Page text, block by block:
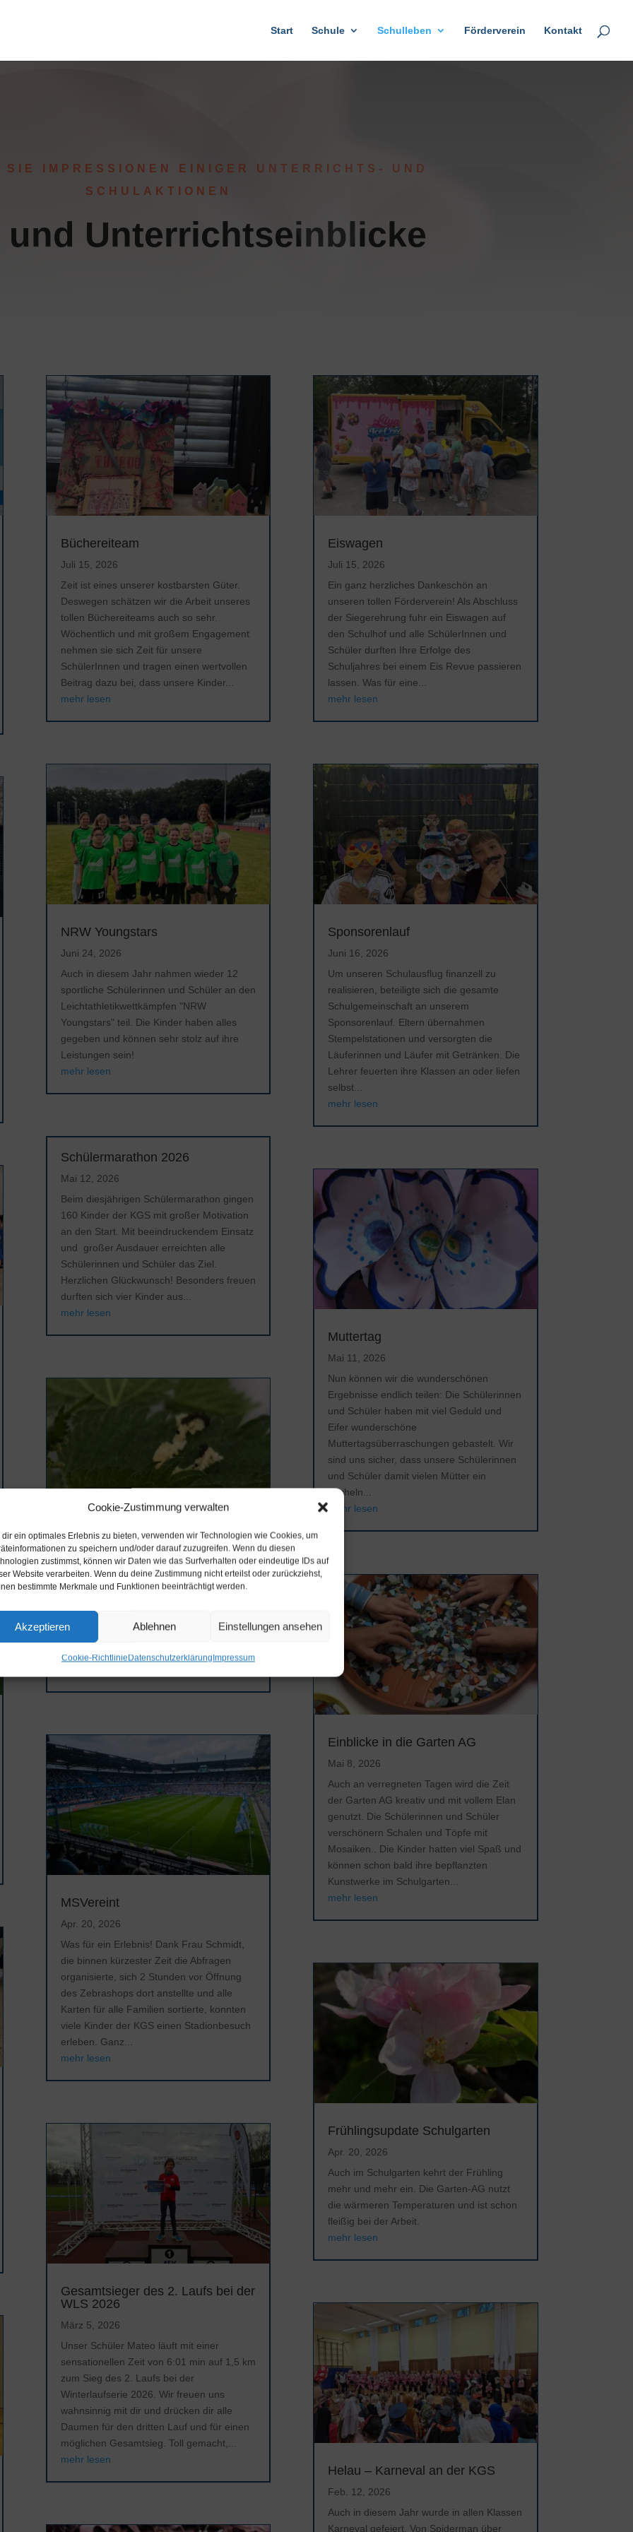
Cookie-Zustimmung verwalten
dir ein optimales Erlebnis zu bieten, verwenden wir Technologien wie Cookies, um
zu speichern und/oder darauf zuzugreifen. Wenn du diesen
zustimmst, können wir Daten wie das Surfverhalten oder eindeutige IDs auf
Website verarbeiten. Wenn du deine Zustimmung nicht erteilst oder zurückziehst,
bestimmte Merkmale und Funktionen beeinträchtigt werden.
Akzeptieren Ablehnen Einstellungen ansehen
Cookie-RichtlinieDatenschutzerklärungImpressum
Start Schule Schulleben Förderverein Kontakt
SIE IMPRESSIONEN EINIGER UNTERRICHTS- UND
SCHULAKTIONEN
und Unterrichtseinblicke
Büchereiteam
Juli 15, 2026
Zeit ist eines unserer kostbarsten Güter.
Deswegen schätzen wir die Arbeit unseres
tollen Büchereiteams auch so sehr.
Wöchentlich und mit großem Engagement
nehmen sie sich Zeit für unsere
SchülerInnen und tragen einen wertvollen
Beitrag dazu bei, dass unsere Kinder...
mehr lesen
NRW Youngstars
Juni 24, 2026
Auch in diesem Jahr nahmen wieder 12
sportliche Schülerinnen und Schüler an den
Leichtathletikwettkämpfen "NRW
Youngstars" teil. Die Kinder haben alles
gegeben und können sehr stolz auf ihre
Leistungen sein!
mehr lesen
Schülermarathon 2026
Mai 12, 2026
Beim diesjährigen Schülermarathon gingen
160 Kinder der KGS mit großer Motivation
an den Start. Mit beeindruckendem Einsatz
und großer Ausdauer erreichten alle
Schülerinnen und Schüler das Ziel.
Herzlichen Glückwunsch! Besonders freuen
durften sich vier Kinder aus...
mehr lesen
Von der Raupe zum Distelfalter
Mai 8, 2026
Die Raupen unserer Distelfalter entwickeln
wir beobachten gespannt die weitere
Entwicklung. Unsere Brennesseln scheinen
ihnen gut zu bekommen.
MSVereint
Apr. 20, 2026
Was für ein Erlebnis! Dank Frau Schmidt,
die binnen kürzester Zeit die Abfragen
organisierte, sich 2 Stunden vor Öffnung
des Zebrashops dort anstellte und alle
Karten für alle Familien sortierte, konnten
viele Kinder der KGS einen Stadionbesuch
erleben. Ganz...
mehr lesen
Gesamtsieger des 2. Laufs bei der
WLS 2026
März 5, 2026
Unser Schüler Mateo läuft mit einer
sensationellen Zeit von 6:01 min auf 1,5 km
zum Sieg des 2. Laufs bei der
Winterlaufserie 2026. Wir freuen uns
wahnsinnig mit dir und drücken dir alle
Daumen für den dritten Lauf und für einen
möglichen Gesamtsieg. Toll gemacht,...
mehr lesen
Eiswagen
Juli 15, 2026
Ein ganz herzliches Dankeschön an
unseren tollen Förderverein! Als Abschluss
der Siegerehrung fuhr ein Eiswagen auf
den Schulhof und alle SchülerInnen und
Schüler durften Ihre Erfolge des
Schuljahres bei einem Eis Revue passieren
lassen. Was für eine...
mehr lesen
Sponsorenlauf
Juni 16, 2026
Um unseren Schulausflug finanzell zu
realisieren, beteiligte sich die gesamte
Schulgemeinschaft an unserem
Sponsorenlauf. Eltern übernahmen
Stempelstationen und versorgten die
Läuferinnen und Läufer mit Getränken. Die
Lehrer feuerten ihre Klassen an oder liefen
selbst...
mehr lesen
Muttertag
Mai 11, 2026
Nun können wir die wunderschönen
Ergebnisse endlich teilen: Die Schülerinnen
und Schüler haben mit viel Geduld und
Eifer wunderschöne
Muttertagsüberraschungen gebastelt. Wir
sind uns sicher, dass unsere Schülerinnen
und Schüler damit vielen Mütter ein
Lächeln...
mehr lesen
Einblicke in die Garten AG
Mai 8, 2026
Auch an verregneten Tagen wird die Zeit
der Garten AG kreativ und mit vollem Elan
genutzt. Die Schülerinnen und Schüler
verschönern Schalen und Töpfe mit
Mosaiken.. Die Kinder hatten viel Spaß und
können schon bald ihre bepflanzten
Kunstwerke im Schulgarten...
mehr lesen
Frühlingsupdate Schulgarten
Apr. 20, 2026
Auch im Schulgarten kehrt der Frühling
mehr und mehr ein. Die Garten-AG nutzt
die wärmeren Temperaturen und ist schon
fleißig bei der Arbeit.
mehr lesen
Helau – Karneval an der KGS
Feb. 12, 2026
Auch in diesem Jahr wurde in allen Klassen
Karneval gefeiert. Von Spiderman über